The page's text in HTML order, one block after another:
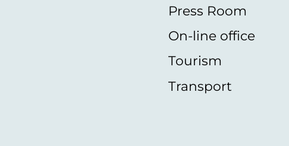
Press Room
On-line office
Tourism
Transport